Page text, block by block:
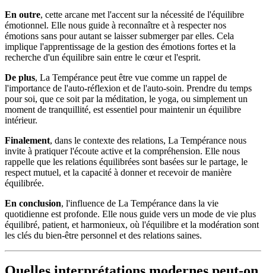
En outre, cette arcane met l'accent sur la nécessité de l'équilibre
émotionnel. Elle nous guide à reconnaître et à respecter nos
émotions sans pour autant se laisser submerger par elles. Cela
implique l'apprentissage de la gestion des émotions fortes et la
recherche d'un équilibre sain entre le cœur et l'esprit.
De plus, La Tempérance peut être vue comme un rappel de
l'importance de l'auto-réflexion et de l'auto-soin. Prendre du temps
pour soi, que ce soit par la méditation, le yoga, ou simplement un
moment de tranquillité, est essentiel pour maintenir un équilibre
intérieur.
Finalement, dans le contexte des relations, La Tempérance nous
invite à pratiquer l'écoute active et la compréhension. Elle nous
rappelle que les relations équilibrées sont basées sur le partage, le
respect mutuel, et la capacité à donner et recevoir de manière
équilibrée.
En conclusion, l'influence de La Tempérance dans la vie
quotidienne est profonde. Elle nous guide vers un mode de vie plus
équilibré, patient, et harmonieux, où l'équilibre et la modération sont
les clés du bien-être personnel et des relations saines.